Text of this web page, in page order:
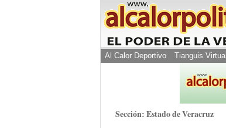
Al Calor Deportivo Tianguis Virtual
Sección: Estado de Veracruz